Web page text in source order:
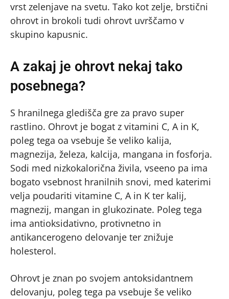
vrst zelenjave na svetu. Tako kot zelje, brstični
ohrovt in brokoli tudi ohrovt uvrščamo v
skupino kapusnic.
A zakaj je ohrovt nekaj tako
posebnega?
S hranilnega gledišča gre za pravo super
rastlino. Ohrovt je bogat z vitamini C, A in K,
poleg tega oa vsebuje še veliko kalija,
magnezija, železa, kalcija, mangana in fosforja.
Sodi med nizkokalorična živila, vseeno pa ima
bogato vsebnost hranilnih snovi, med katerimi
velja poudariti vitamine C, A in K ter kalij,
magnezij, mangan in glukozinate. Poleg tega
ima antioksidativno, protivnetno in
antikancerogeno delovanje ter znižuje
holesterol.
Ohrovt je znan po svojem antoksidantnem
delovanju, poleg tega pa vsebuje še veliko